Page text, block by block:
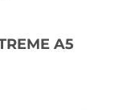
A5